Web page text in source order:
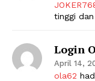
tinggi
Login
April 14,
ola62